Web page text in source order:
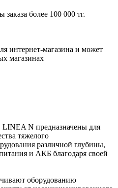
заказа более 100 000 тг.
интернет-магазина и может
магазинах
N предназначены для
тяжелого
различной глубины,
и АКБ благодаря своей
оборудованию